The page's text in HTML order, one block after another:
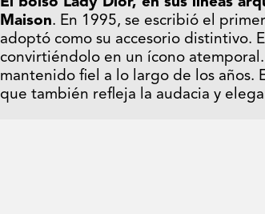
Maison. En 1995, se escribió el
adoptó como su accesorio distintivo.
convirtiéndolo en un ícono
mantenido fiel a lo largo de los años.
que también refleja la audacia y